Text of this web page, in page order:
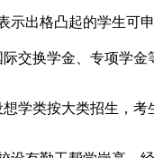
出格凸起的学生可申
交换学金、专项学金
类按大类招生，考生